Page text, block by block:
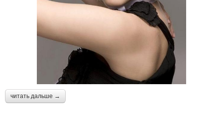
читать дальше →